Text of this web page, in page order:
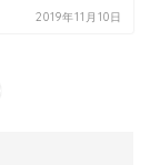
2019年11月10日